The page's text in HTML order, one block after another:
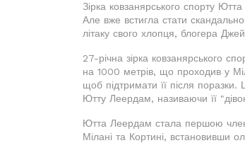
Зірка ковзанярського спорту
Але вже встигла стати
літаку свого хлопця, блогера
27-річна зірка ковзанярського
на 1000 метрів, що проходив у
щоб підтримати її після
Ютту Леердам, називаючи її
Ютта Леердам стала першою
Мілані та Кортині, встановивши